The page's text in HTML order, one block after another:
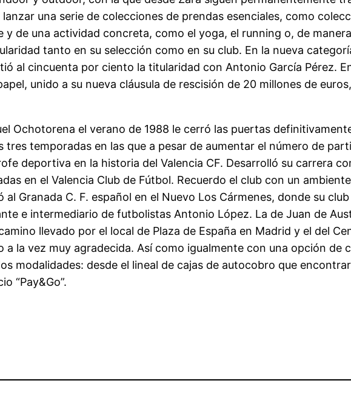
una serie de colecciones de prendas esenciales, como
de una actividad concreta, como el yoga, el running o, de
tanto en su selección como en su club. En la nueva
al cincuenta por ciento la titularidad con Antonio García Pérez.
unido a su nueva cláusula de rescisión de 20 millones de
Ochotorena el verano de 1988 le cerró las puertas
tres temporadas en las que a pesar de aumentar el número de
deportiva en la historia del Valencia CF. Desarrolló su carrera
en el Valencia Club de Fútbol. Recuerdo el club con un
Granada C. F. español en el Nuevo Los Cármenes, donde su
e intermediario de futbolistas Antonio López. La de Juan de
llevado por el local de Plaza de España en Madrid y el del
a la vez muy agradecida. Así como igualmente con una opción de
modalidades: desde el lineal de cajas de autocobro que
“Pay&Go”.